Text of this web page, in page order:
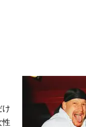
け
性